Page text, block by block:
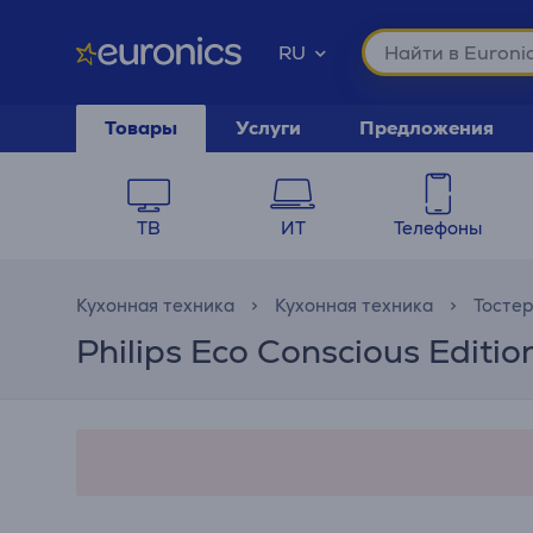
RU
Товары Услуги Предложения
ТВ ИТ Телефоны
Кухонная техника Кухонная техника
Philips Eco Conscious